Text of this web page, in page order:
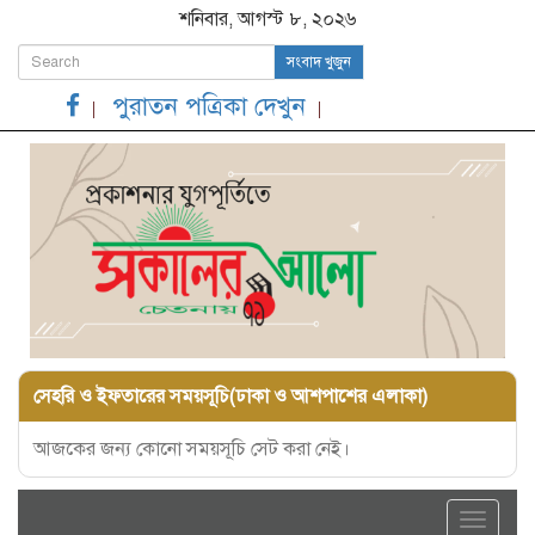
শনিবার, আগস্ট ৮, ২০২৬
সংবাদ খুজুন
পুরাতন পত্রিকা দেখুন
সেহরি ও ইফতারের সময়সূচি(ঢাকা ও আশপাশের এলাকা)
আজকের জন্য কোনো সময়সূচি সেট করা নেই।
Toggle